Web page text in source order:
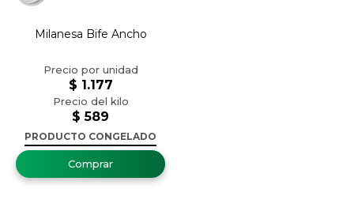
Milanesa Bife Ancho
$ 589
$ 1.177
PRODUCTO CONGELADO